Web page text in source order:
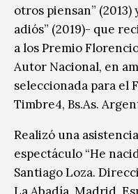
otros piensan”
adiós” (2019)- que
a los Premio
Autor Nacional, en
seleccionada para el
Timbre4, Bs.As.
Realizó una
espectáculo “He
Santiago Loza.